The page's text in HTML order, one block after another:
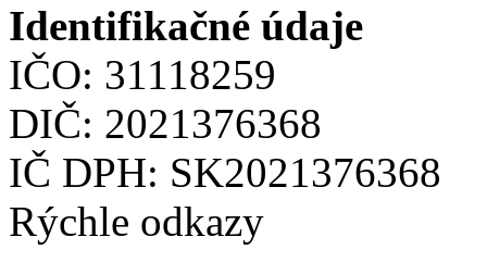
Identifikačné údaje
IČO: 31118259
DIČ: 2021376368
IČ DPH: SK2021376368
Rýchle odkazy